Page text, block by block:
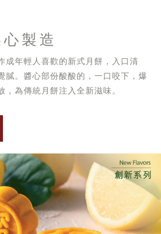
製造
成年輕人喜歡的新式月餅，入口清
膩。醬心部份酸酸的，一口咬下，爆
為傳統月餅注入全新滋味。